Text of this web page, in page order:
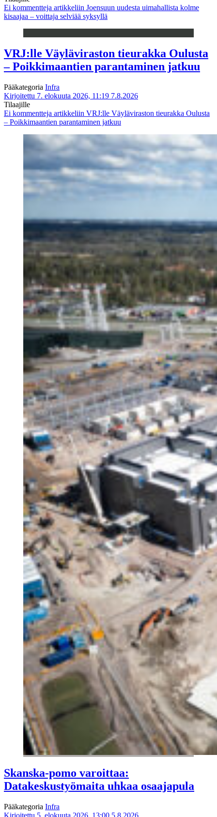
Ei kommentteja artikkeliin Joensuun uudesta uimahallista kolme
kisaajaa – voittaja selviää syksyllä
VRJ:lle Väyläviraston tieurakka Oulusta
– Poikkimaantien parantaminen jatkuu
Pääkategoria Infra
Kirjoitettu 7. elokuuta 2026, 11:19 7.8.2026
Tilaajille
Ei kommentteja artikkeliin VRJ:lle Väyläviraston tieurakka Oulusta
– Poikkimaantien parantaminen jatkuu
Skanska-pomo varoittaa:
Datakeskustyömaita uhkaa osaajapula
Pääkategoria Infra
Kirjoitettu 5. elokuuta 2026, 13:00 5.8.2026